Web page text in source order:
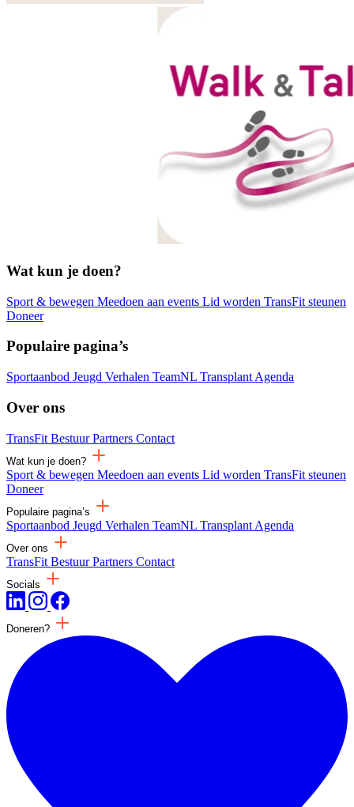
Wat kun je doen?
Sport & bewegen Meedoen aan events Lid worden TransFit steunen
Doneer
Populaire pagina’s
Sportaanbod Jeugd Verhalen TeamNL Transplant Agenda
Over ons
TransFit BestuurPartners Contact
Wat kun je doen?
Sport & bewegen Meedoen aan events Lid worden TransFit steunen
Doneer
Populaire pagina’s
Sportaanbod Jeugd Verhalen TeamNL Transplant Agenda
Over ons
TransFit BestuurPartners Contact
Socials
Doneren?